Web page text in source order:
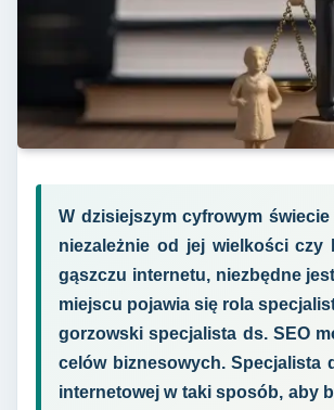
W dzisiejszym cyfrowym
niezależnie od jej wielkości
gąszczu internetu, niezbędne
miejscu pojawia się rola
gorzowski specjalista ds. SEO
celów biznesowych. Specjalista
internetowej w taki sposób, aby